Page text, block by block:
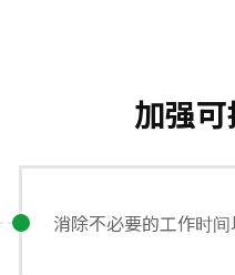
加强
消除不必要的工作时